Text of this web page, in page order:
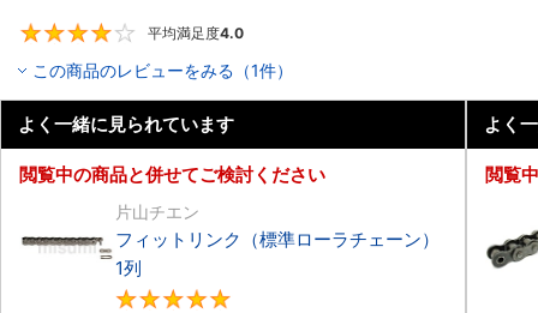
平均満足度4.0
この商品のレビューをみる（1件）
よく一緒に見られています
閲覧中の商品と併せてご検討ください
片山チエン
フィットリンク（標準ローラチェーン）
1列
よく
閲覧